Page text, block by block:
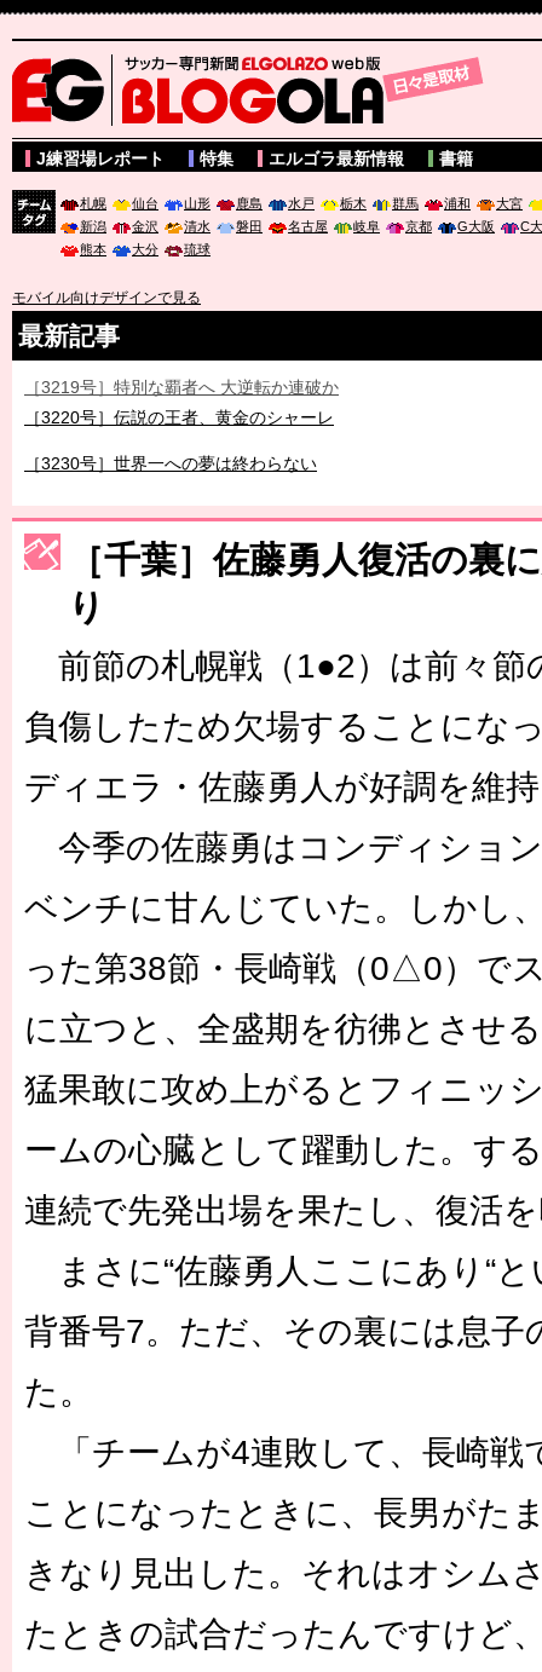
サッカー専門新聞ELGOLAZO web版 BLOGOLA
J練習場レポート 特集 エルゴラ最新情報 書籍
札幌 仙台 山形 鹿島 水戸 栃木 群馬 浦和
大宮
新潟
金沢 清水 磐田 名古屋 岐阜 京都 G大阪
C
熊本
大分 琉球
モバイル向けデザインで見る
最新記事
［3219号］特別な覇者へ 大逆転か連破か
［3220号］伝説の王者、黄金のシャーレ
［3230号］世界一への夢は終わらない
［3223号］一丸。日本出陣
［3222号］史上最大のW杯開幕 注目は「個」
長谷川 アーリアジャスールさんがシンポジウム「気候変動から命
［千葉］佐藤勇人復活の裏
り
前節の札幌戦（1●2）は前々
負傷したため欠場することにな
ディエラ・佐藤勇人が好調を維
今季の佐藤勇はコンディショ
ベンチに甘んじていた。しかし
った第38節・長崎戦（0△0）で
に立つと、全盛期を彷彿とさせ
猛果敢に攻め上がるとフィニッ
ームの心臓として躍動した。す
連続で先発出場を果たし、復活
まさに“佐藤勇人ここにあり“
背番号7。ただ、その裏には息子
た。
「チームが4連敗して、長崎戦
ことになったときに、長男がた
きなり見出した。それはオシム
たときの試合だったんですけど